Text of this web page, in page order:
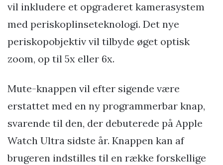
vil inkludere et opgraderet kamerasystem
med periskoplinseteknologi. Det nye
periskopobjektiv vil tilbyde øget optisk
zoom, op til 5x eller 6x.
Mute-knappen vil efter sigende være
erstattet med en ny programmerbar knap,
svarende til den, der debuterede på Apple
Watch Ultra sidste år. Knappen kan af
brugeren indstilles til en række forskellige